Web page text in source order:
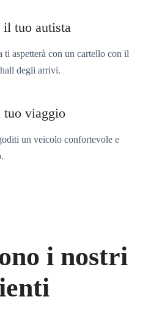
il tuo autista
ti aspetterà con un cartello con il
degli arrivi.
viaggio
un veicolo confortevole e
i nostri